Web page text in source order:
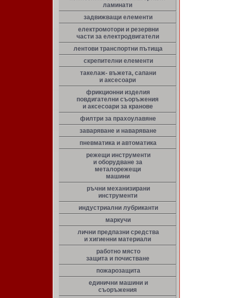
ламинати
задвижващи елементи
електромотори и резервни
части за електродвигатели
лентови транспортни пътища
скрепителни елементи
такелаж- въжета, сапани
и аксесоари
фрикционни изделия
повдигателни съоръжения
и аксесоари за кранове
филтри за прахоулавяне
заваряване и наваряване
пневматика и автоматика
режещи инструменти
и оборудване за
металорежещи
машини
ръчни механизирани
инструменти
индустриални лубриканти
маркучи
лични предпазни средства
и хигиенни материали
работно място
защита и почистване
пожарозащита
единични машини и
съоръжения